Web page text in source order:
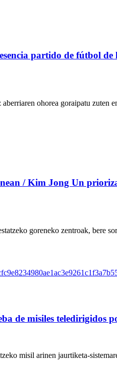
partido de fútbol de
ohorea goraipatu zuten
/ Kim Jong Un
goreneko zentroak, bere
de misiles teledirigidos
misil arinen jaurtiketa-